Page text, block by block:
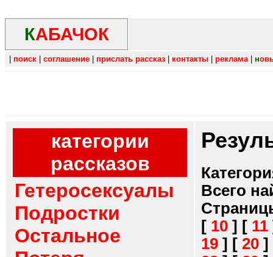
КАБАЧОК
поиск соглашение прислать рассказ контакты реклама| н
категории
рассказов
Гетеросексуалы
Подростки
Остальное
Всего
[ 10 ] [ 11
19 ] [ 20 ]